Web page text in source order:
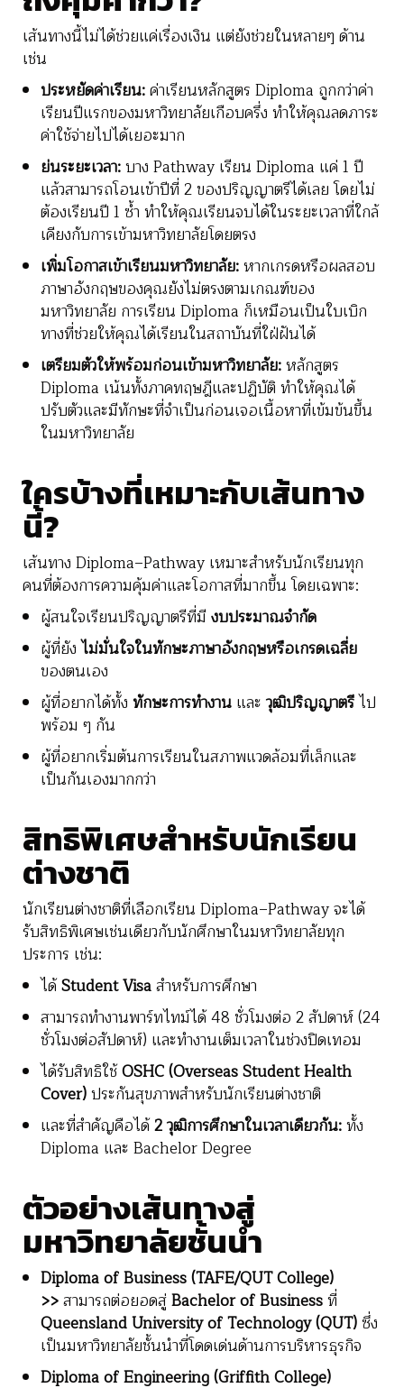
เส้นทางนี้ไม่ได้ช่วยแค่เรื่องเงิน แต่ยังช่วยในหลายๆ ด้าน
เช่น
ประหยัดค่าเรียน:ค่าเรียนหลักสูตร Diploma ถูกกว่าค่า
เรียนปีแรกของมหาวิทยาลัยเกือบครึ่ง ทำให้คุณลดภาระ
ค่าใช้จ่ายไปได้เยอะมาก
ย่นระยะเวลา:บาง Pathway เรียน Diploma แค่ 1 ปี
แล้วสามารถโอนเข้าปีที่ 2 ของปริญญาตรีได้เลย โดยไม่
ต้องเรียนปี 1 ซ้ำ ทำให้คุณเรียนจบได้ในระยะเวลาที่ใกล้
เคียงกับการเข้ามหาวิทยาลัยโดยตรง
เพิ่มโอกาสเข้าเรียนมหาวิทยาลัย:หากเกรดหรือผลสอบ
ภาษาอังกฤษของคุณยังไม่ตรงตามเกณฑ์ของ
มหาวิทยาลัย การเรียน Diploma ก็เหมือนเป็นใบเบิก
ทางที่ช่วยให้คุณได้เรียนในสถาบันที่ใฝ่ฝันได้
เตรียมตัวให้พร้อมก่อนเข้ามหาวิทยาลัย:หลักสูตร
Diploma เน้นทั้งภาคทฤษฎีและปฏิบัติ ทำให้คุณได้
ปรับตัวและมีทักษะที่จำเป็นก่อนเจอเนื้อหาที่เข้มข้นขึ้น
ในมหาวิทยาลัย
ใครบ้างที่เหมาะกับเส้นทาง
นี้?
เส้นทาง Diploma–Pathway เหมาะสำหรับนักเรียนทุก
คนที่ต้องการความคุ้มค่าและโอกาสที่มากขึ้น โดยเฉพาะ:
ผู้สนใจเรียนปริญญาตรีที่มีงบประมาณจำกัด
ผู้ที่ยังไม่มั่นใจในทักษะภาษาอังกฤษหรือเกรดเฉลี่ย
ของตนเอง
ผู้ที่อยากได้ทั้ง ทักษะการทำงาน และ วุฒิปริญญาตรีไป
พร้อม ๆ กัน
ผู้ที่อยากเริ่มต้นการเรียนในสภาพแวดล้อมที่เล็กและ
เป็นกันเองมากกว่า
สิทธิพิเศษสำหรับนักเรียน
ต่างชาติ
นักเรียนต่างชาติที่เลือกเรียน Diploma–Pathway จะได้
รับสิทธิพิเศษเช่นเดียวกับนักศึกษาในมหาวิทยาลัยทุก
ประการ เช่น:
ได้Student Visaสำหรับการศึกษา
สามารถทำงานพาร์ทไทม์ได้ 48 ชั่วโมงต่อ 2 สัปดาห์ (24
ชั่วโมงต่อสัปดาห์) และทำงานเต็มเวลาในช่วงปิดเทอม
ได้รับสิทธิใช้OSHC (Overseas Student Health
Cover)ประกันสุขภาพสำหรับนักเรียนต่างชาติ
และที่สำคัญคือได้2 วุฒิการศึกษาในเวลาเดียวกัน:ทั้ง
Diploma และ Bachelor Degree
ตัวอย่างเส้นทางสู่
มหาวิทยาลัยชั้นนำ
Diploma of Business (TAFE/QUT College)
>>สามารถต่อยอดสู่Bachelor of Businessที่
Queensland University of Technology (QUT)ซึ่ง
เป็นมหาวิทยาลัยชั้นนำที่โดดเด่นด้านการบริหารธุรกิจ
Diploma of Engineering (Griffith College)